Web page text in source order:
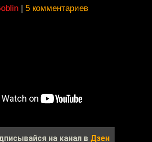
| 5 комментариев
на канал в Дзен